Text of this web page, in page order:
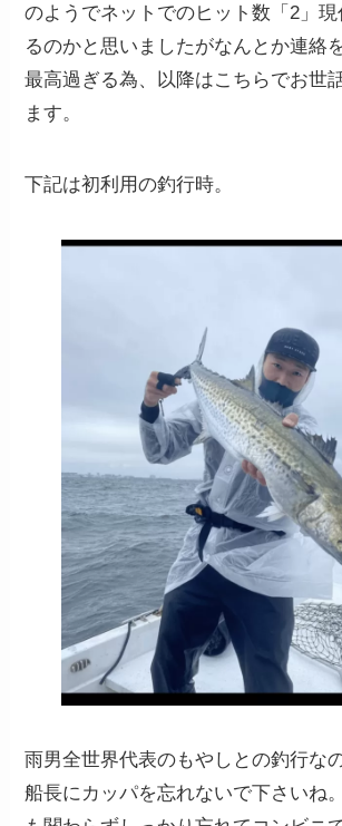
のようでネットでのヒット数「2」
るのかと思いましたがなんとか連絡
最高過ぎる為、以降はこちらでお世
ます。
下記は初利用の釣行時。
雨男全世界代表のもやしとの釣行な
船長にカッパを忘れないで下さいね